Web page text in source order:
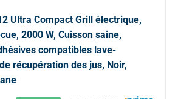
Ultra Compact Grill électrique,
2000 W, Cuisson saine,
compatibles lave-
récupération des jus, Noir,